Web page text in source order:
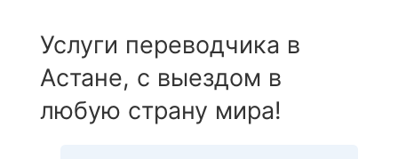
Услуги переводчика в
Астане, с выездом в
любую страну мира!